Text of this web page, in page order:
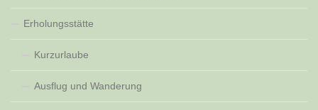
Erholungsstätte
Kurzurlaube
Ausflug und Wanderung